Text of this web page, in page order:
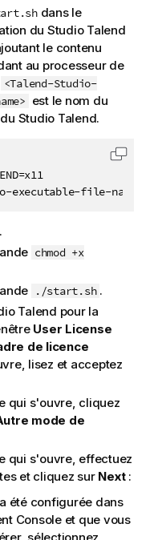
dans le
du Studio Talend
le contenu
au processeur de
<Talend-Studio-
est le nom du
Studio Talend.
executable-file-name
Copier
chmod +x
./start.sh .
Talend pour la
User License
de licence
lisez et acceptez
qui s'ouvre, cliquez
mode de
qui s'ouvre, effectuez
et cliquez sur Next:
été configurée dans
Consoleet que vous
sélectionnez